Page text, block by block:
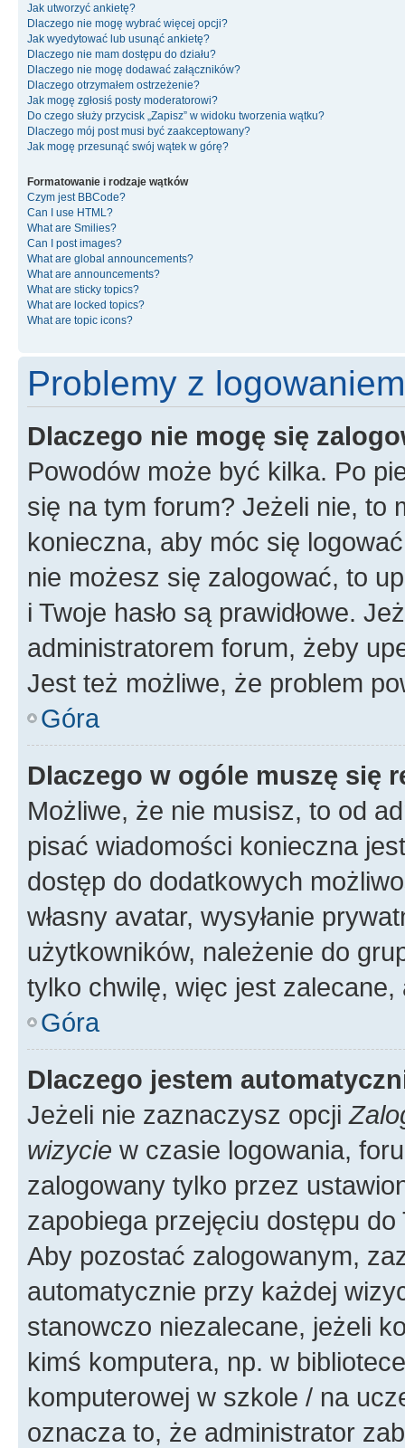
Jak utworzyć ankietę?
Dlaczego nie mogę wybrać więcej opcji?
Jak wyedytować lub usunąć ankietę?
Dlaczego nie mam dostępu do działu?
Dlaczego nie mogę dodawać załączników?
Dlaczego otrzymałem ostrzeżenie?
Jak mogę zgłosiś posty moderatorowi?
Do czego służy przycisk „Zapisz” w widoku tworzenia wątku?
Dlaczego mój post musi być zaakceptowany?
Jak mogę przesunąć swój wątek w górę?
Formatowanie i rodzaje wątków
Czym jest BBCode?
Can I use HTML?
What are Smilies?
Can I post images?
What are global announcements?
What are announcements?
What are sticky topics?
What are locked topics?
What are topic icons?
Problemy z
Dlaczego nie mogę się
Powodów może być kilka. Po
się na tym forum? Jeżeli nie, to
konieczna, aby móc się
nie możesz się zalogować, to
i Twoje hasło są prawidłowe.
administratorem forum, żeby
Jest też możliwe, że problem
Góra
Dlaczego w ogóle muszę się
Możliwe, że nie musisz, to od
pisać wiadomości konieczna
dostęp do dodatkowych
własny avatar, wysyłanie
użytkowników, należenie do
tylko chwilę, więc jest zalecane,
Góra
Dlaczego jestem
Jeżeli nie zaznaczysz opcji
wizycie w czasie logowania,
zalogowany tylko przez
zapobiega przejęciu dostępu
Aby pozostać zalogowanym,
automatycznie przy każdej
stanowczo niezalecane, jeżeli
kimś komputera, np. w
komputerowej w szkole / na
oznacza to, że administrator